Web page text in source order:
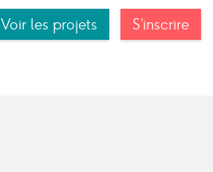
Voir les projets S’inscrire